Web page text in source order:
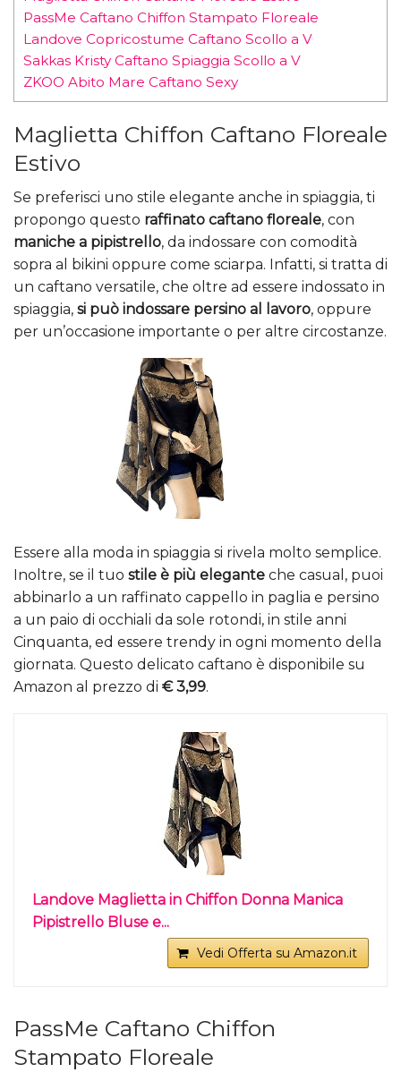
PassMe Caftano Chiffon Stampato Floreale
Landove Copricostume Caftano Scollo a V
Sakkas Kristy Caftano Spiaggia Scollo a V
ZKOO Abito Mare Caftano Sexy
Maglietta Chiffon Caftano Floreale
Estivo
Se preferisci uno stile elegante anche in spiaggia, ti
propongo questo raffinato caftano floreale, con
maniche a pipistrello, da indossare con comodità
sopra al bikini oppure come sciarpa. Infatti, si tratta di
un caftano versatile, che oltre ad essere indossato in
spiaggia, si può indossare persino al lavoro, oppure
per un’occasione importante o per altre circostanze.
Essere alla moda in spiaggia si rivela molto semplice.
Inoltre, se il tuo stile è più elegante che casual, puoi
abbinarlo a un raffinato cappello in paglia e persino
a un paio di occhiali da sole rotondi, in stile anni
Cinquanta, ed essere trendy in ogni momento della
giornata. Questo delicato caftano è disponibile su
Amazon al prezzo di € 3,99.
Landove Maglietta in Chiffon Donna Manica
Pipistrello Bluse e...
Vedi Offerta su Amazon.it
PassMe Caftano Chiffon
Stampato Floreale